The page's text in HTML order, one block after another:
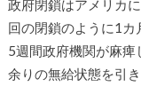
政府閉鎖はアメリカ
回の閉鎖のように1カ
5週間政府機関が麻痺
余りの無給状態を引